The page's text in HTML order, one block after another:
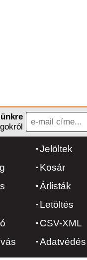
Jelöltek
Kosár
Árlisták
Letöltés
CSV-XML
Adatvédés